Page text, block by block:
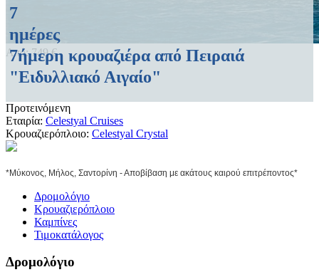
Από:749€
7
ημέρες
7ήμερη κρουαζιέρα από Πειραιά
"Ειδυλλιακό Αιγαίο"
Προτεινόμενη
Εταιρία: Celestyal Cruises
Κρουαζιερόπλοιο: Celestyal Crystal
*Μύκονος, Μήλος, Σαντορίνη - Αποβίβαση με ακάτους καιρού επιτρέποντος*
Δρομολόγιο
Κρουαζιερόπλοιο
Καμπίνες
Τιμοκατάλογος
Δρομολόγιο